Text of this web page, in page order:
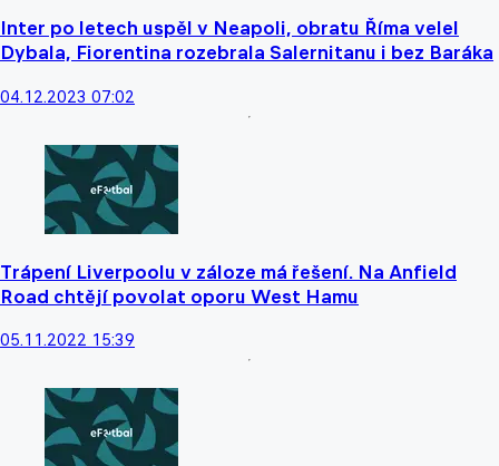
Inter po letech uspěl v Neapoli, obratu Říma velel
Dybala, Fiorentina rozebrala Salernitanu i bez Baráka
04.12.2023 07:02
Trápení Liverpoolu v záloze má řešení. Na Anfield
Road chtějí povolat oporu West Hamu
05.11.2022 15:39